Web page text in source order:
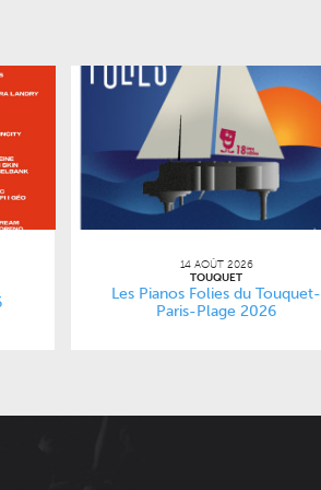
14 AOÛT 2026
TOUQUET
Les Pianos Folies du Touquet-
Paris-Plage 2026